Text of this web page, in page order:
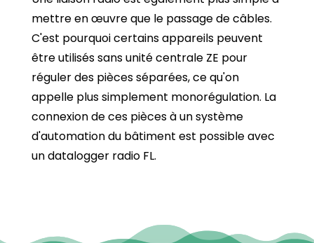
mettre en œuvre que le passage de câbles.
C'est pourquoi certains appareils peuvent
être utilisés sans unité centrale ZE pour
réguler des pièces séparées, ce qu'on
appelle plus simplement monorégulation. La
connexion de ces pièces à un système
d'automation du bâtiment est possible avec
un datalogger radio FL.